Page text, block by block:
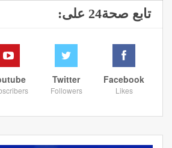
تابع صحة24 على:
Facebook
Likes
Twitter
Followers